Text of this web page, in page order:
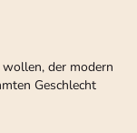
wollen, der modern
Geschlecht